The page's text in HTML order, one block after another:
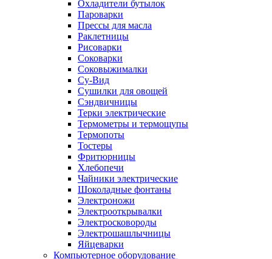
Охладители бутылок
Пароварки
Прессы для масла
Раклетницы
Рисоварки
Соковарки
Соковыжималки
Су-Вид
Сушилки для овощей
Сэндвичницы
Терки электрические
Термометры и термощупы
Термопоты
Тостеры
Фритюрницы
Хлебопечи
Чайники электрические
Шоколадные фонтаны
Электроножи
Электрооткрывалки
Электросковороды
Электрошашлычницы
Яйцеварки
Компьютерное оборудование